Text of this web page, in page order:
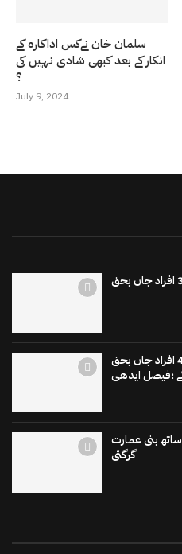
سلمان خان نےکس اداکارہ کے
انکار کے بعد کبھی شادی نہیں کی
؟
July 9, 2024
کراچی میں 5روز میں گرمی سے 427 افراد جاں بحق
؛فیصل ایدھی
بنی عمارت
گرگئی